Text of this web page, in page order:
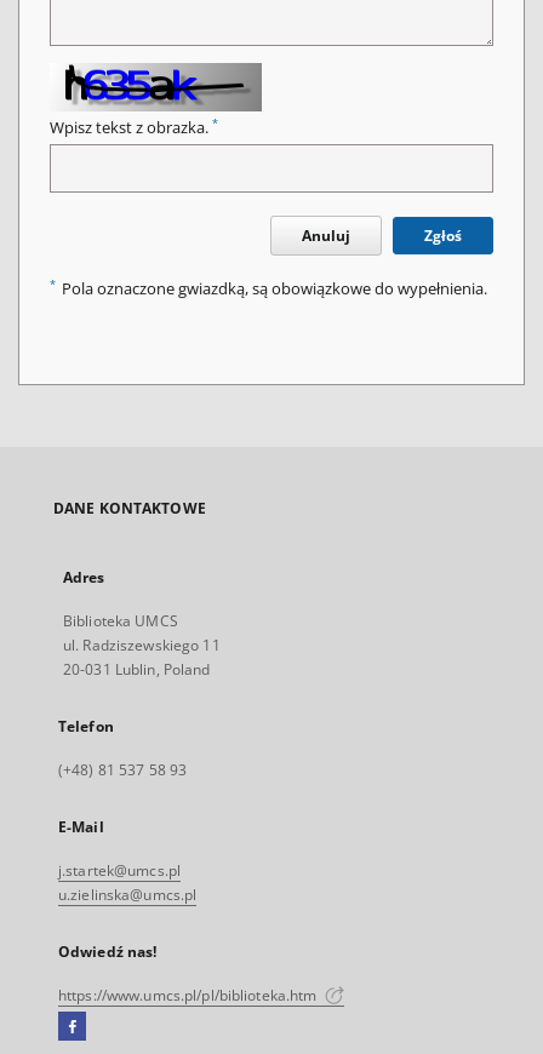
Wpisz tekst z obrazka. *
Anuluj Zgłoś
* Pola oznaczone gwiazdką, są obowiązkowe do wypełnienia.
DANE KONTAKTOWE
Adres
Biblioteka UMCS
ul. Radziszewskiego 11
20-031 Lublin, Poland
Telefon
(+48) 81 537 58 93
E-Mail
j.startek@umcs.pl
u.zielinska@umcs.pl
Odwiedź nas!
https://www.umcs.pl/pl/biblioteka.htm
Facebook